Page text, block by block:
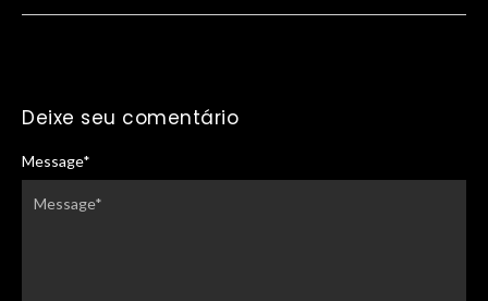
Deixe seu comentário
Message*